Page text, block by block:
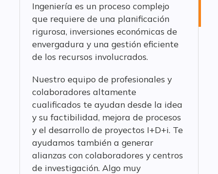
Ingeniería es un proceso complejo
que requiere de una planificación
rigurosa, inversiones económicas de
envergadura y una gestión eficiente
de los recursos involucrados.
Nuestro equipo de profesionales y
colaboradores altamente
cualificados te ayudan desde la idea
y su factibilidad, mejora de procesos
y el desarrollo de proyectos I+D+i. Te
ayudamos también a generar
alianzas con colaboradores y centros
de investigación. Algo muy